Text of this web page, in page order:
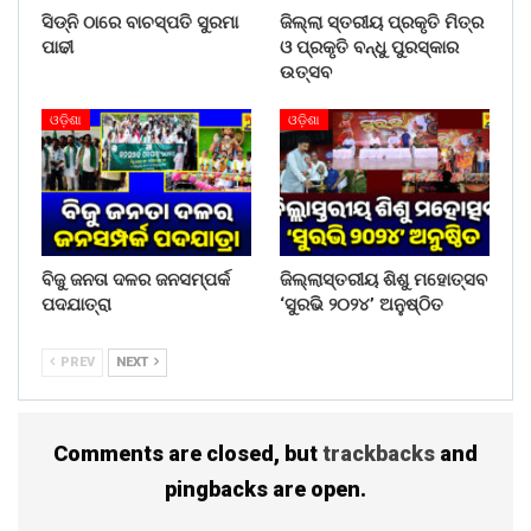
ସିଡ୍‌ନି ଠାରେ ବାଚସ୍ପତି ସୁରମା
ପାଢୀ
ଜିଲ୍ଲା ସ୍ତରୀୟ ପ୍ରକୃତି ମିତ୍ର
ଓ ପ୍ରକୃତି ବନ୍ଧୁ ପୁରସ୍କାର
ଉତ୍ସବ
ଓଡ଼ିଶା
ବିଜୁ ଜନତା ଦଳର ଜନସମ୍ପର୍କ
ପଦଯାତ୍ରା
ଓଡ଼ିଶା
ଜିଲ୍ଲାସ୍ତରୀୟ ଶିଶୁ ମହୋତ୍ସବ
‘ସୁରଭି ୨୦୨୪’ ଅନୁଷ୍ଠିତ
PREV NEXT
Comments are closed, buttrackbacks and
pingbacks are open.